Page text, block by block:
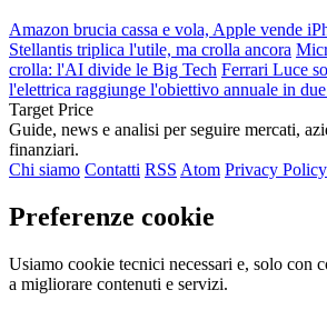
Amazon brucia cassa e vola, Apple vende
Stellantis triplica l'utile, ma crolla ancora
crolla: l'AI divide le Big Tech Ferrari Luce
l'elettrica raggiunge l'obiettivo annuale in
Target Price
Guide, news e analisi per seguire mercati,
finanziari.
Chi siamo Contatti RSS Atom Privacy Policy
Preferenze cookie
Usiamo cookie tecnici necessari e, solo con
a migliorare contenuti e servizi.